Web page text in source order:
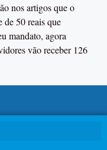
nos artigos que o
50 reais que
mandato, agora
vão receber 126